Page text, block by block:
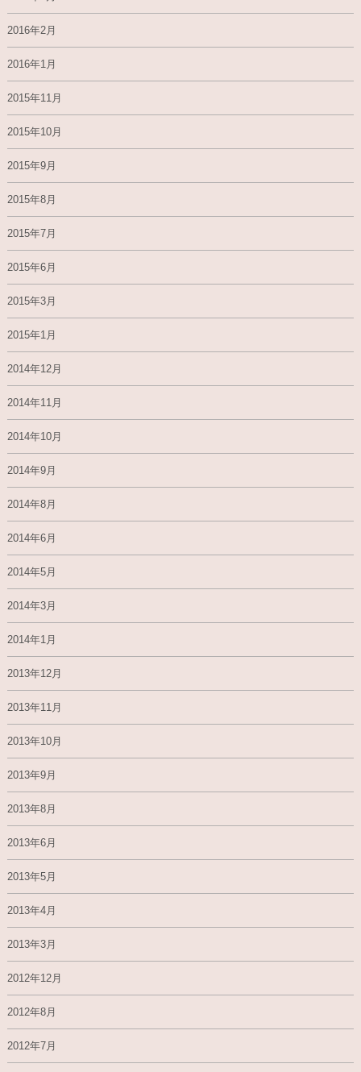
2016年2月
2016年1月
2015年11月
2015年10月
2015年9月
2015年8月
2015年7月
2015年6月
2015年3月
2015年1月
2014年12月
2014年11月
2014年10月
2014年9月
2014年8月
2014年6月
2014年5月
2014年3月
2014年1月
2013年12月
2013年11月
2013年10月
2013年9月
2013年8月
2013年6月
2013年5月
2013年4月
2013年3月
2012年12月
2012年8月
2012年7月